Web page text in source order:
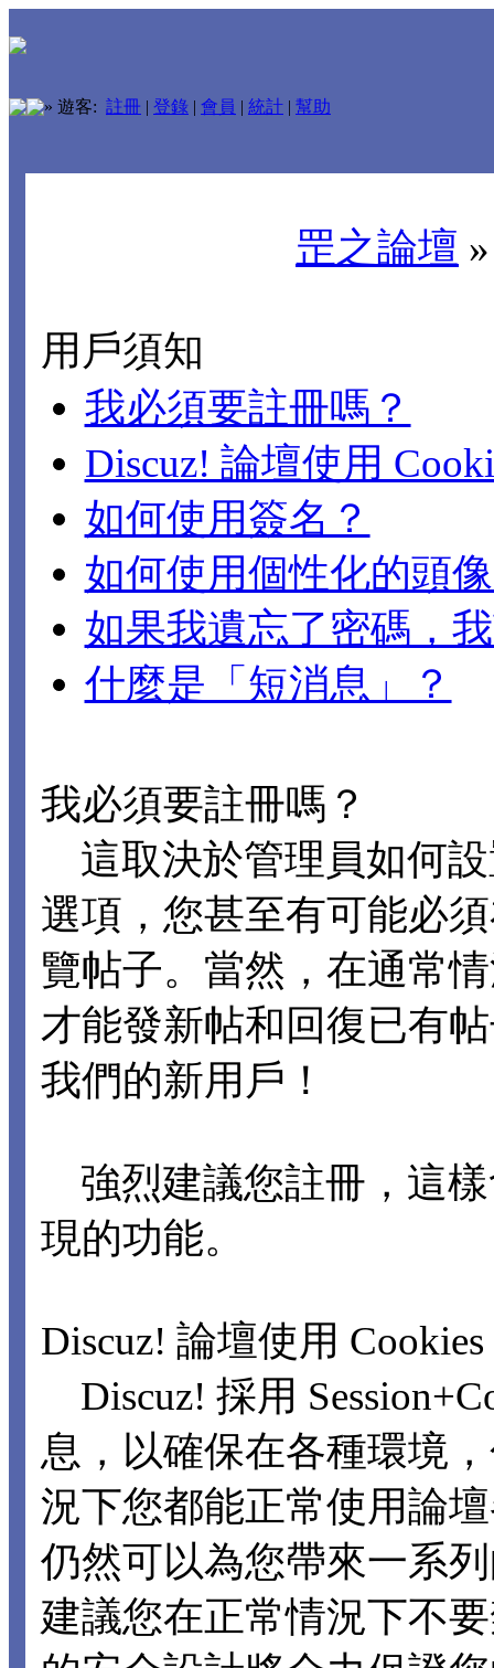
» 遊客: 註冊 | 登錄 | 會員 | 統計 | 幫助
罡之論壇
用戶須知
我必須要註冊嗎？
Discuz! 論壇使用
如何使用簽名？
如何使用個性化的頭
如果我遺忘了密碼，
什麼是「短消息」？
我必須要註冊嗎？
這取決於管理員如何設
選項，您甚至有可能必
覽帖子。當然，在通常
才能發新帖和回復已有
我們的新用戶！
強烈建議您註冊，這
現的功能。
Discuz! 論壇使用
Discuz! 採用
息，以確保在各種環境
況下您都能正常使用論
仍然可以為您帶來一系
建議您在正常情況下不